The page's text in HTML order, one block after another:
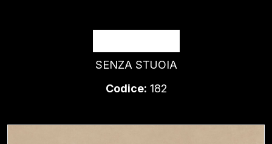
NUDE
SENZA STUOIA
Codice: 182